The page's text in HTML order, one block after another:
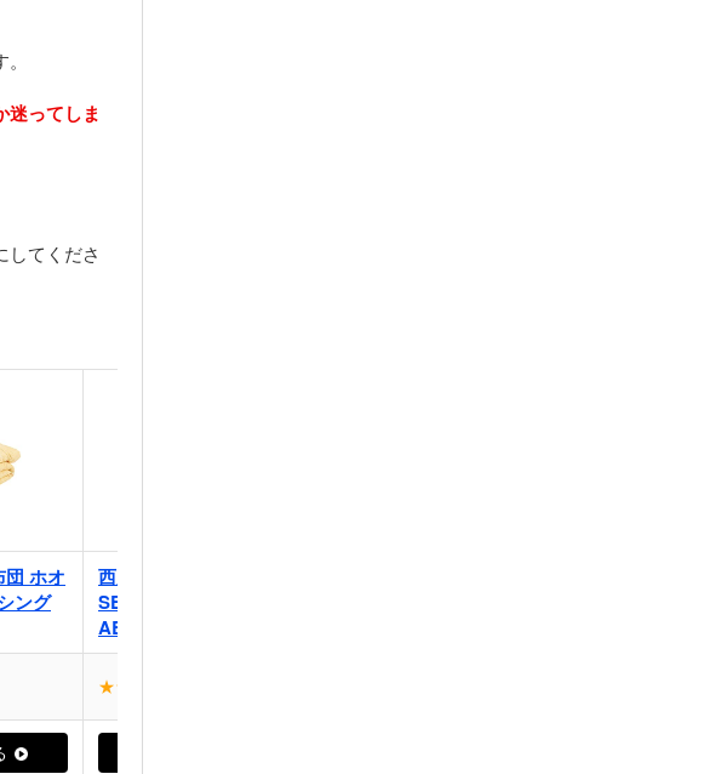
迷ってしま
してくださ
ホオ
ング
西川 掛け布団
SEVENDAYS
AB07660580W
★★★★☆